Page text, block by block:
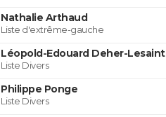
Nathalie Arthaud
Liste d'extrême-gauche
Léopold-Edouard Deher-Lesaint
Liste Divers
Philippe Ponge
Liste Divers